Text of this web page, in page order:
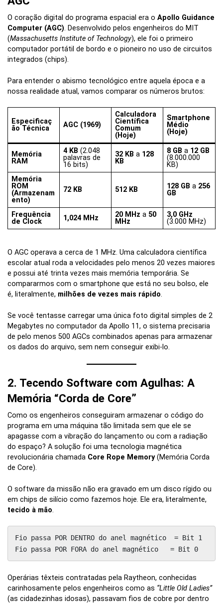
O coração digital do programa espacial era o Apollo Guidance
Computer (AGC). Desenvolvido pelos engenheiros do MIT
(Massachusetts Institute of Technology), ele foi o primeiro
computador portátil de bordo e o pioneiro no uso de circuitos
integrados (chips).
Para entender o abismo tecnológico entre aquela época e a
nossa realidade atual, vamos comparar os números brutos:
Especificaç
ão Técnica
AGC (1969)
Calculadora
Científica
Comum
(Hoje)
Smartphone
Médio
(Hoje)
Memória
RAM
4 KB (2.048
palavras de
16 bits)
32 KB a 128
KB
8 GB a 12 GB
(8.000.000
KB)
Memória
ROM
(Armazenam
ento)
72 KB 512 KB 128 GB a 256
GB
Frequência
de Clock
1,024 MHz 20 MHz a 50
MHz
3,0 GHz
(3.000 MHz)
O AGC operava a cerca de 1 MHz. Uma calculadora científica
escolar atual roda a velocidades pelo menos 20 vezes maiores
e possui até trinta vezes mais memória temporária. Se
compararmos com o smartphone que está no seu bolso, ele
é, literalmente, milhões de vezes mais rápido.
Se você tentasse carregar uma única foto digital simples de 2
Megabytes no computador da Apollo 11, o sistema precisaria
de pelo menos 500 AGCs combinados apenas para armazenar
os dados do arquivo, sem nem conseguir exibi-lo.
2. Tecendo Software com Agulhas: A
Memória “Corda de Core”
Como os engenheiros conseguiram armazenar o código do
programa em uma máquina tão limitada sem que ele se
apagasse com a vibração do lançamento ou com a radiação
do espaço? A solução foi uma tecnologia magnética
revolucionária chamada Core Rope Memory(Memória Corda
de Core).
O software da missão não era gravado em um disco rígido ou
em chips de silício como fazemos hoje. Ele era, literalmente,
tecido à mão.
Fio passa POR DENTRO do anel magnético  = Bit 1
Fio passa POR FORA do anel magnético   = Bit 0
Operárias têxteis contratadas pela Raytheon, conhecidas
carinhosamente pelos engenheiros como as “Little Old Ladies”
(as cidadezinhas idosas), passavam fios de cobre por dentro